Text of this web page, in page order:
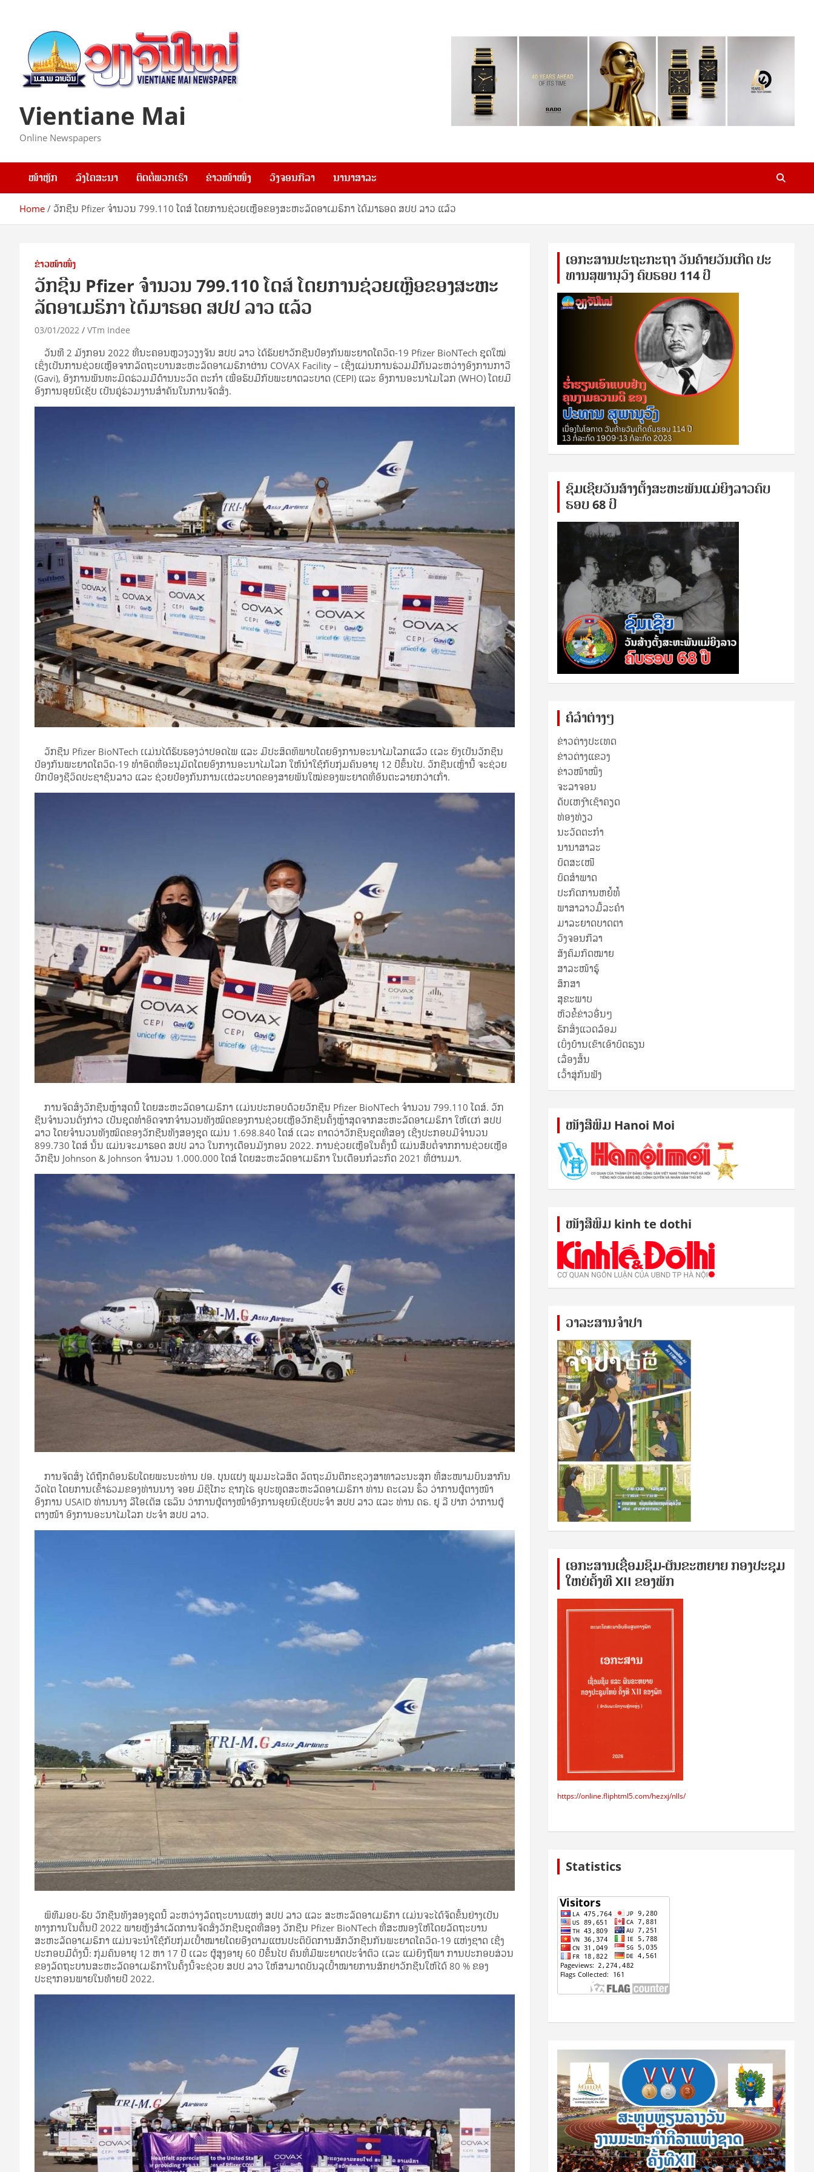
Vientiane Mai
Online Newspapers
ໜ້າຫຼັກ ລົງໂຄສະນາ ຕິດຕໍ່ພວກເຮົາ ຂ່າວໜ້າໜຶ່ງ ວົງຈອນກີລາ ນານາສາລະ
Home ວັກຊີນ Pfizer ຈໍານວນ 799.110 ໂດສ໌ ໂດຍການຊ່ວຍເຫຼືອຂອງສະ​ຫະ​ລັດ​ອາ​ເມຣິ​ກາ ໄດ້ມາຮອດ ສປປ ລາວ ແລ້ວ
ຂ່າວໜ້າໜຶ່ງ
ວັກຊີນ Pfizer ຈໍານວນ 799.110 ໂດສ໌ ໂດຍການຊ່ວຍເຫຼືອຂອງສະ​ຫະ​
ລັດ​ອາ​ເມຣິ​ກາ ໄດ້ມາຮອດ ສປປ ລາວ ແລ້ວ
03/01/2022 VTm Indee
ວັນທີ 2 ມັງກອນ 2022 ທີ່ນະຄອນຫຼວງວຽງຈັນ ສປປ ລາວ ໄດ້ຮັບຢາວັກຊີນປ້ອງກັນພະຍາດໂຄວິດ-19 Pfizer BioNTech ຊຸດໃໝ່
ເຊິ່ງເປັນການຊ່ວຍເຫຼືອຈາກລັດຖະບານສະຫະລັດອາເມຣິກາຜ່ານ COVAX Facility – ເຊີ່ງແມ່ນການຮ່ວມມືກັນລະຫວ່າງອົງການກາວີ
(Gavi), ອົງການພັນທະມິດຮ່ວມມືດ້ານນະວັດ ຕະກໍາ ເພື່ອຮັບມືກັບພະຍາດລະບາດ (CEPI) ແລະ ອົງການອະນາໄມໂລກ (WHO) ໂດຍມີ
ອົງການອຸຍນິເຊັບ ເປັນຄູ່ຮ່ວມງານສຳຄັນໃນການຈັດສົ່ງ.
ວັກຊີນ Pfizer BioNTech ເເມ່ນໄດ້ຮັບຮອງວ່າປອດໄພ ແລະ ມີປະສິດທິພາບໂດຍອົງການອະນາໄມໂລກແລ້ວ ເເລະ ຍັງເປັນວັກຊີນ
ປ້ອງກັນພະຍາດໂຄວິດ-19 ທຳອິດທີ່ອະນຸມັດໂດຍອົງການອະນາໄມໂລກ ໃຫ້ນຳໃຊ້ກັບກຸ່ມຄົນອາຍຸ 12 ປີຂຶ້ນໄປ. ວັກຊີນເຫຼົ່ານີ້ ຈະຊ່ວຍ
ປົກປ້ອງຊີວິດປະຊາຊົນລາວ ແລະ ຊ່ວຍປ້ອງກັນການເເຜ່ລະບາດຂອງສາຍພັນໃໝ່ຂອງພະຍາດທີ່ອັນຕະລາຍກວ່າເກົ່າ.
ການຈັດສົ່ງວັກຊີນຫຼ້າສຸດນີ້ ໂດຍສະຫະລັດອາເມຣິກາ ເເມ່ນປະກອບດ້ວຍວັກຊີນ Pfizer BioNTech ຈໍານວນ 799.110 ໂດສ໌. ວັກ
ຊີນຈຳນວນດັ່ງກ່າວ ເປັນຊຸດທໍາອິດຈາກຈຳນວນທັງໝົດຂອງການຊ່ວຍເຫຼືອວັກຊິນຄັ້ງຫຼ້າ​ສຸດຈາກສະຫະລັດອາເມຣິກາ ໃຫ້ເເກ່ ສປປ
ລາວ ໂດຍຈຳນວນທັງໝົດຂອງວັກຊີນທັງສອງຊຸດ ແມ່ນ 1.698.840 ໂດສ໌ ເເລະ ຄາດວ່າວັກຊິນຊຸດທີ່ສອງ ເຊີ່ງປະກອບມີຈໍານວນ
899.730 ໂດສ໌ ນັ້ນ ແມ່ນຈະມາຮອດ ສປປ ລາວ ໃນກາງເດືອນມັງກອນ 2022. ການຊ່ວຍເຫຼືອໃນຄັ້ງນີ້ ແມ່ນສືບຕໍ່ຈາກການຊ່ວຍເຫຼືອ
ວັກຊີນ Johnson & Johnson ຈໍານວນ 1.000.000 ໂດສ໌ ໂດຍສະຫະລັດອາເມຣິກາ ໃນເດືອນກໍລະກົດ 2021 ທີ່ຜ່ານມາ.
ການຈັດສົ່ງ ໄດ້ຖືກຕ້ອນຮັບໂດຍພະນະທ່ານ ປອ. ບຸນແຝງ ພູມມະໄລສິດ ລັດຖະມົນຕີກະຊວງສາທາລະນະສຸກ ທີ່ສະໜາມບິນສາກົນ
ວັດໄຕ ໂດຍການເຂົ້າຮ່ວມຂອງທ່ານນາງ ຈອຍ ມິຊິໂກະ ຊາກຸໄຣ ອຸປະທູດສະຫະລັດອາເມຣິກາ ທ່ານ ຄະເລນ ຮິ້ວ ວ່າການຜູ້ຕາງໜ້າ
ອົງການ USAID ທ່ານນາງ ລີໂອເຕັສ ເຮລິນ ວ່າການຜູ້ຕາງໜ້າອົງການອຸຍນິເຊັບປະຈຳ ສປປ ລາວ ແລະ ທ່ານ ​ດຣ.​ ຢູ ​ລີ ​ປາກ ວ່າການຜູ້
ຕາງໜ້າ ​ອົງການ​ອະນາ​ໄມ​ໂລກ​ ປະຈໍາ ສປປ ລາວ.
ພິທີມອບ-ຮັບ ວັກຊີນທັງສອງຊຸດນີ້ ລະຫວ່າງລັດຖະບານແຫ່ງ ສປປ ລາວ ແລະ ສະຫະລັດອາເມຣິກາ ເເມ່ນຈະໄດ້ຈັດຂຶ້ນຢ່າງເປັນ
ທາງການໃນຕົ້ນປີ 2022 ພາຍຫຼັງສຳເລັດການຈັດສົ່ງວັກຊີນຊຸດທີ່ສອງ ວັກຊີນ Pfizer BioNTech ທີ່ສະໜອງໃຫ້ໂດຍລັດຖະບານ
ສະຫະລັດອາເມຣິກາ ແມ່ນຈະນຳໃຊ້ກັບກຸ່ມເປົ້າໝາຍໂດຍອີງຕາມແຜນປະຕິບັດການສັກວັກຊີນກັນພະຍາດໂຄວິດ-19 ແຫ່ງຊາດ ເຊີ່ງ
ປະກອບມີີດັ່ງນີ້: ກຸ່ມຄົນອາຍຸ 12 ຫາ 17 ປີ ເເລະ ຜູ້ສູງອາຍຸ 60 ປີຂຶ້ນໄປ ຄົນທີ່ມີພະຍາດປະຈໍາຕົວ ເເລະ ແມ່ຍິງຖືພາ ການປະກອບສ່ວນ
ຂອງລັດຖະບານສະຫະລັດອາເມຣິກາໃນຄັ້ງນີ້ຈະຊ່ວຍ ສປປ ລາວ ໃຫ້ສາມາດບັນລຸເປົ້າໝາຍການສັກຢາວັກຊີນໃຫ້ໄດ້ 80 % ຂອງ
ປະຊາກອນພາຍໃນທ້າຍປີ 2022.
ເອ​ກະ​ສານ​ປະ​ຖະ​ກະ​ຖ​າ ວັນ​ຄ້າຍ​ວັນ​ເກີດ ປ​ະ​
ທານ​ສຸ​ພາ​ນຸ​ວົງ ຄົບ​ຮອບ 114 ປີ
ຊົ​ມ​ເຊີຍ​ວັນ​ສ້າງ​ຕັ້ງ​ສະ​ຫະ​ພັນ​ແມ່​ຍິງ​​ລາວຄົບ​
ຮອບ 68 ປິ
ຄໍລຳຕ່າງໆ
ຂ່າວຕ່າງປະເທດ
ຂ່າວ​ຕ່າງ​ແຂວງ
ຂ່າວໜ້າໜຶ່ງ
ຈະລາຈອນ
ດັບເຫງົາເຊົາຄຽດ
ທ່ອງທ່ຽວ
ນະວັດຕະກໍາ
ນານາສາລະ
ບົດສະເໜີ
ບົດສໍາພາດ
ປະກົດການຫຍໍ້ທໍ້
ພາສາລາວມື້ລະຄຳ
ມາລະຍາດບາດຕາ
ວົງຈອນກີລາ
ສັງຄົມກົດໝາຍ
ສາລະໜ້າຮູ້
ສຶກສາ
ສຸ​ຂະ​ພາບ
ຫົວຂໍ້ຂ່າວອື່ນໆ
ຮັກສິ່ງແວດລ້ອມ
ເບິ່ງບ້ານເຂົາເອົາບົດຮຽນ
ເລື່ອງສັ້ນ
ເວົ້າສູ່ກັນຟັງ
ໜັງ​ສື​ພິມ Hanoi Moi
ໜັງ​ສື​ພິມ kinh te dothi
ວາລະສານຈຳປາ
ເອກ​ະ​ສານ​ເຊ​ື່ອມ​ຊ​ຶມ-ຜັນ​ຂະ​ຫ​ຍາຍ ກອງ​ປະ​ຊຸມ​
ໃຫຍ່​ຄັ້ງ​ທີ XII ຂອງ​ພັກ
https://online.fliphtml5.com/hezxj/nlls/
Statistics